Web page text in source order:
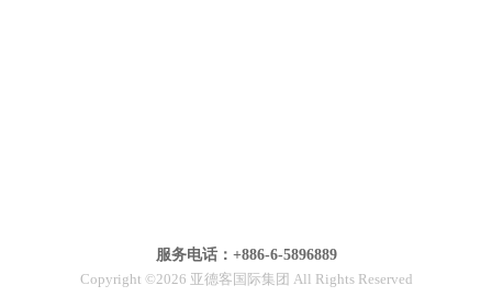
服务电话：+886-6-5896889
Copyright ©2026 亚德客国际集团 All Rights Reserved